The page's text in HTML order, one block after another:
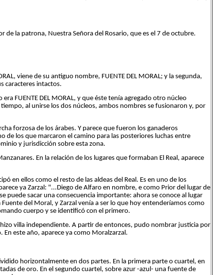
de la patrona, Nuestra Señora del Rosario, que es el 7 de octubre.
viene de su antiguo nombre, FUENTE DEL MORAL; y la segunda,
caracteres intactos.
FUENTE DEL MORAL, y que éste tenía agregado otro núcleo
al unirse los dos núcleos, ambos nombres se fusionaron y, por
forzosa de los árabes. Y parece que fueron los ganaderos
de los que marcaron el camino para las posteriores luchas entre
y jurisdicción sobre esta zona.
En la relación de los lugares que formaban El Real, aparece
en ellos como el resto de las aldeas del Real. Es en uno de los
ya Zarzal: "...Diego de Alfaro en nombre, e como Prior del lugar de
puede sacar una consecuencia importante: ahora se conoce al lugar
del Moral, y Zarzal venía a ser lo que hoy entenderíamos como
cuerpo y se identificó con el primero.
villa independiente. A partir de entonces, pudo nombrar justicia por
este año, aparece ya como Moralzarzal.
horizontalmente en dos partes. En la primera parte o cuartel, en
de oro. En el segundo cuartel, sobre azur -azul- una fuente de